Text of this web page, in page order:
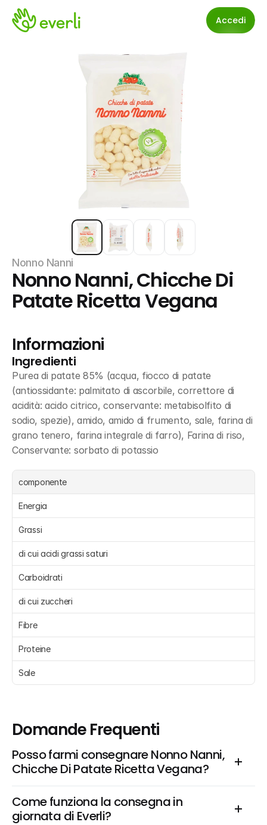
Accedi
Nonno Nanni
Nonno Nanni, Chicche Di
Patate Ricetta Vegana
Informazioni
Ingredienti
Purea di patate 85% (acqua, fiocco di patate
(antiossidante: palmitato di ascorbile, correttore di
acidità: acido citrico, conservante: metabisolfito di
sodio, spezie), amido, amido di frumento, sale, farina di
grano tenero, farina integrale di farro), Farina di riso,
Conservante: sorbato di potassio
componente
Energia
Grassi
di cui acidi grassi saturi
Carboidrati
di cui zuccheri
Fibre
Proteine
Sale
Domande Frequenti
Posso farmi consegnare Nonno Nanni,
Chicche Di Patate Ricetta Vegana?
Come funziona la consegna in
giornata di Everli?